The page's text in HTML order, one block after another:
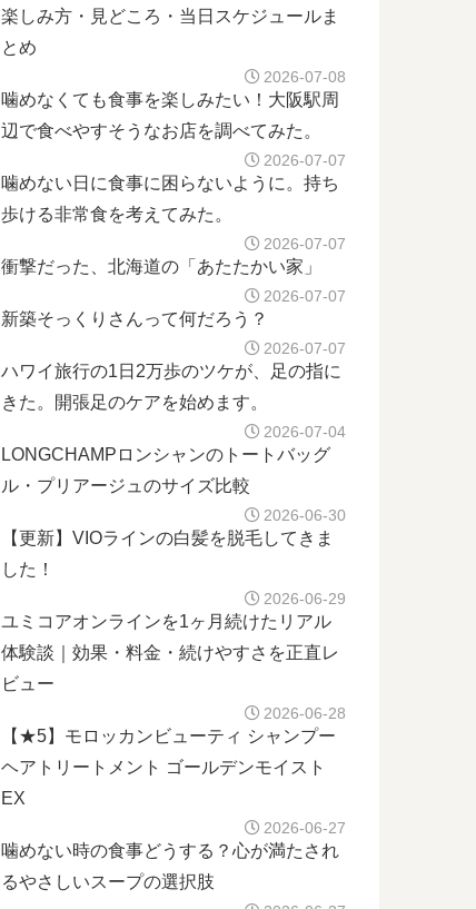
楽しみ方・見どころ・当日スケジュールま
とめ
2026-07-08
噛めなくても食事を楽しみたい！大阪駅周
辺で食べやすそうなお店を調べてみた。
2026-07-07
噛めない日に食事に困らないように。持ち
歩ける非常食を考えてみた。
2026-07-07
衝撃だった、北海道の「あたたかい家」
2026-07-07
新築そっくりさんって何だろう？
2026-07-07
ハワイ旅行の1日2万歩のツケが、足の指に
きた。開張足のケアを始めます。
2026-07-04
LONGCHAMPロンシャンのトートバッグ
ル・プリアージュのサイズ比較
2026-06-30
【更新】VIOラインの白髪を脱毛してきま
した！
2026-06-29
ユミコアオンラインを1ヶ月続けたリアル
体験談｜効果・料金・続けやすさを正直レ
ビュー
2026-06-28
【★5】モロッカンビューティ シャンプー
ヘアトリートメント ゴールデンモイスト
EX
2026-06-27
噛めない時の食事どうする？心が満たされ
るやさしいスープの選択肢